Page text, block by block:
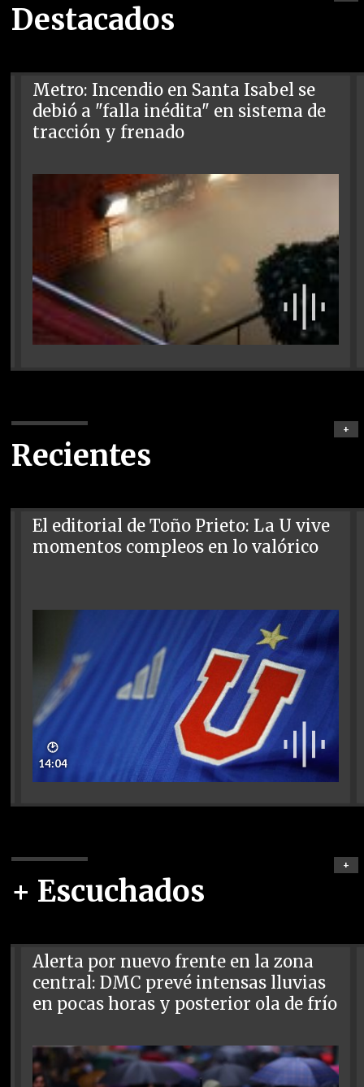
Destacados
Metro: Incendio en Santa Isabel se
debió a "falla inédita" en sistema de
tracción y frenado
Recientes
+
El editorial de Toño Prieto: La U vive
momentos compleos en lo valórico
🕑
14:04
+ Escuchados
+
Alerta por nuevo frente en la zona
central: DMC prevé intensas lluvias
en pocas horas y posterior ola de frío